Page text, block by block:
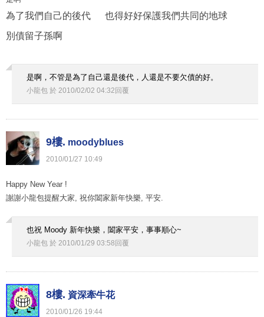
為了我們自己的後代 也得好好保護我們共同的地球
別債留子孫啊
是啊，不管是為了自己還是後代，人還是不要欠債的好。
小龍包 於 2010/02/02 04:32 回覆
9樓. moodyblues
2010/01/27 10:49
Happy New Year !
謝謝小龍包提醒大家, 祝你闔家新年快樂, 平安.
也祝 Moody 新年快樂，闔家平安，事事順心~
小龍包 於 2010/01/29 03:58 回覆
8樓. 資深牽牛花
2010/01/26 19:44